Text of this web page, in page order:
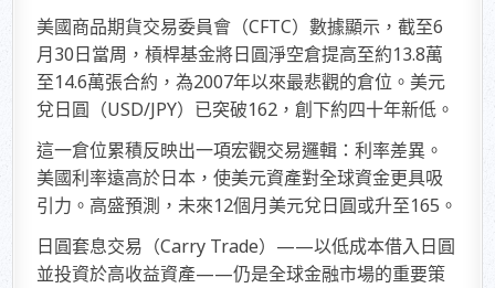
美國商品期貨交易委員會（CFTC）數據顯示，截至6
月30日當周，槓桿基金將日圓淨空倉提高至約13.8萬
至14.6萬張合約，為2007年以來最悲觀的倉位。美元
兌日圓（USD/JPY）已突破162，創下約四十年新低。
這一倉位累積反映出一項宏觀交易邏輯：利率差異。
美國利率遠高於日本，使美元資產對全球資金更具吸
引力。高盛預測，未來12個月美元兌日圓或升至165。
日圓套息交易（Carry Trade）——以低成本借入日圓
並投資於高收益資產——仍是全球金融市場的重要策